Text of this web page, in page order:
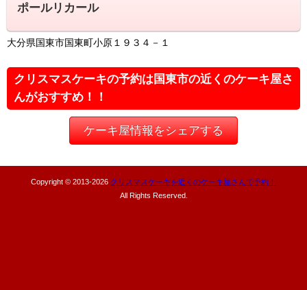
ポールリカール
大分県国東市国東町小原１９３４－１
クリスマスケーキの予約は国東市の近くのケーキ屋さ
んがおすすめ！！
ケーキ屋情報をシェアする
Copyright © 2013-2026 クリスマスケーキを近くのケーキ屋さんで予約！
All Rights Reserved.